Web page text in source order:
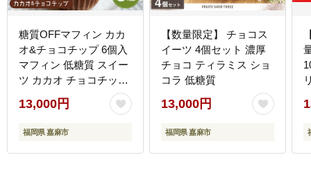
糖質OFFマフィン カカ
オ&チョコチップ 6個入
マフィン 低糖質 スイー
ツ カカオ チョコチップ
13,000円
福岡県 嘉麻市
【数量限定】 チョコス
イーツ 4個セット 濃厚
チョコ ティラミス ショ
コラ 低糖質
13,000円
福岡県 嘉麻市